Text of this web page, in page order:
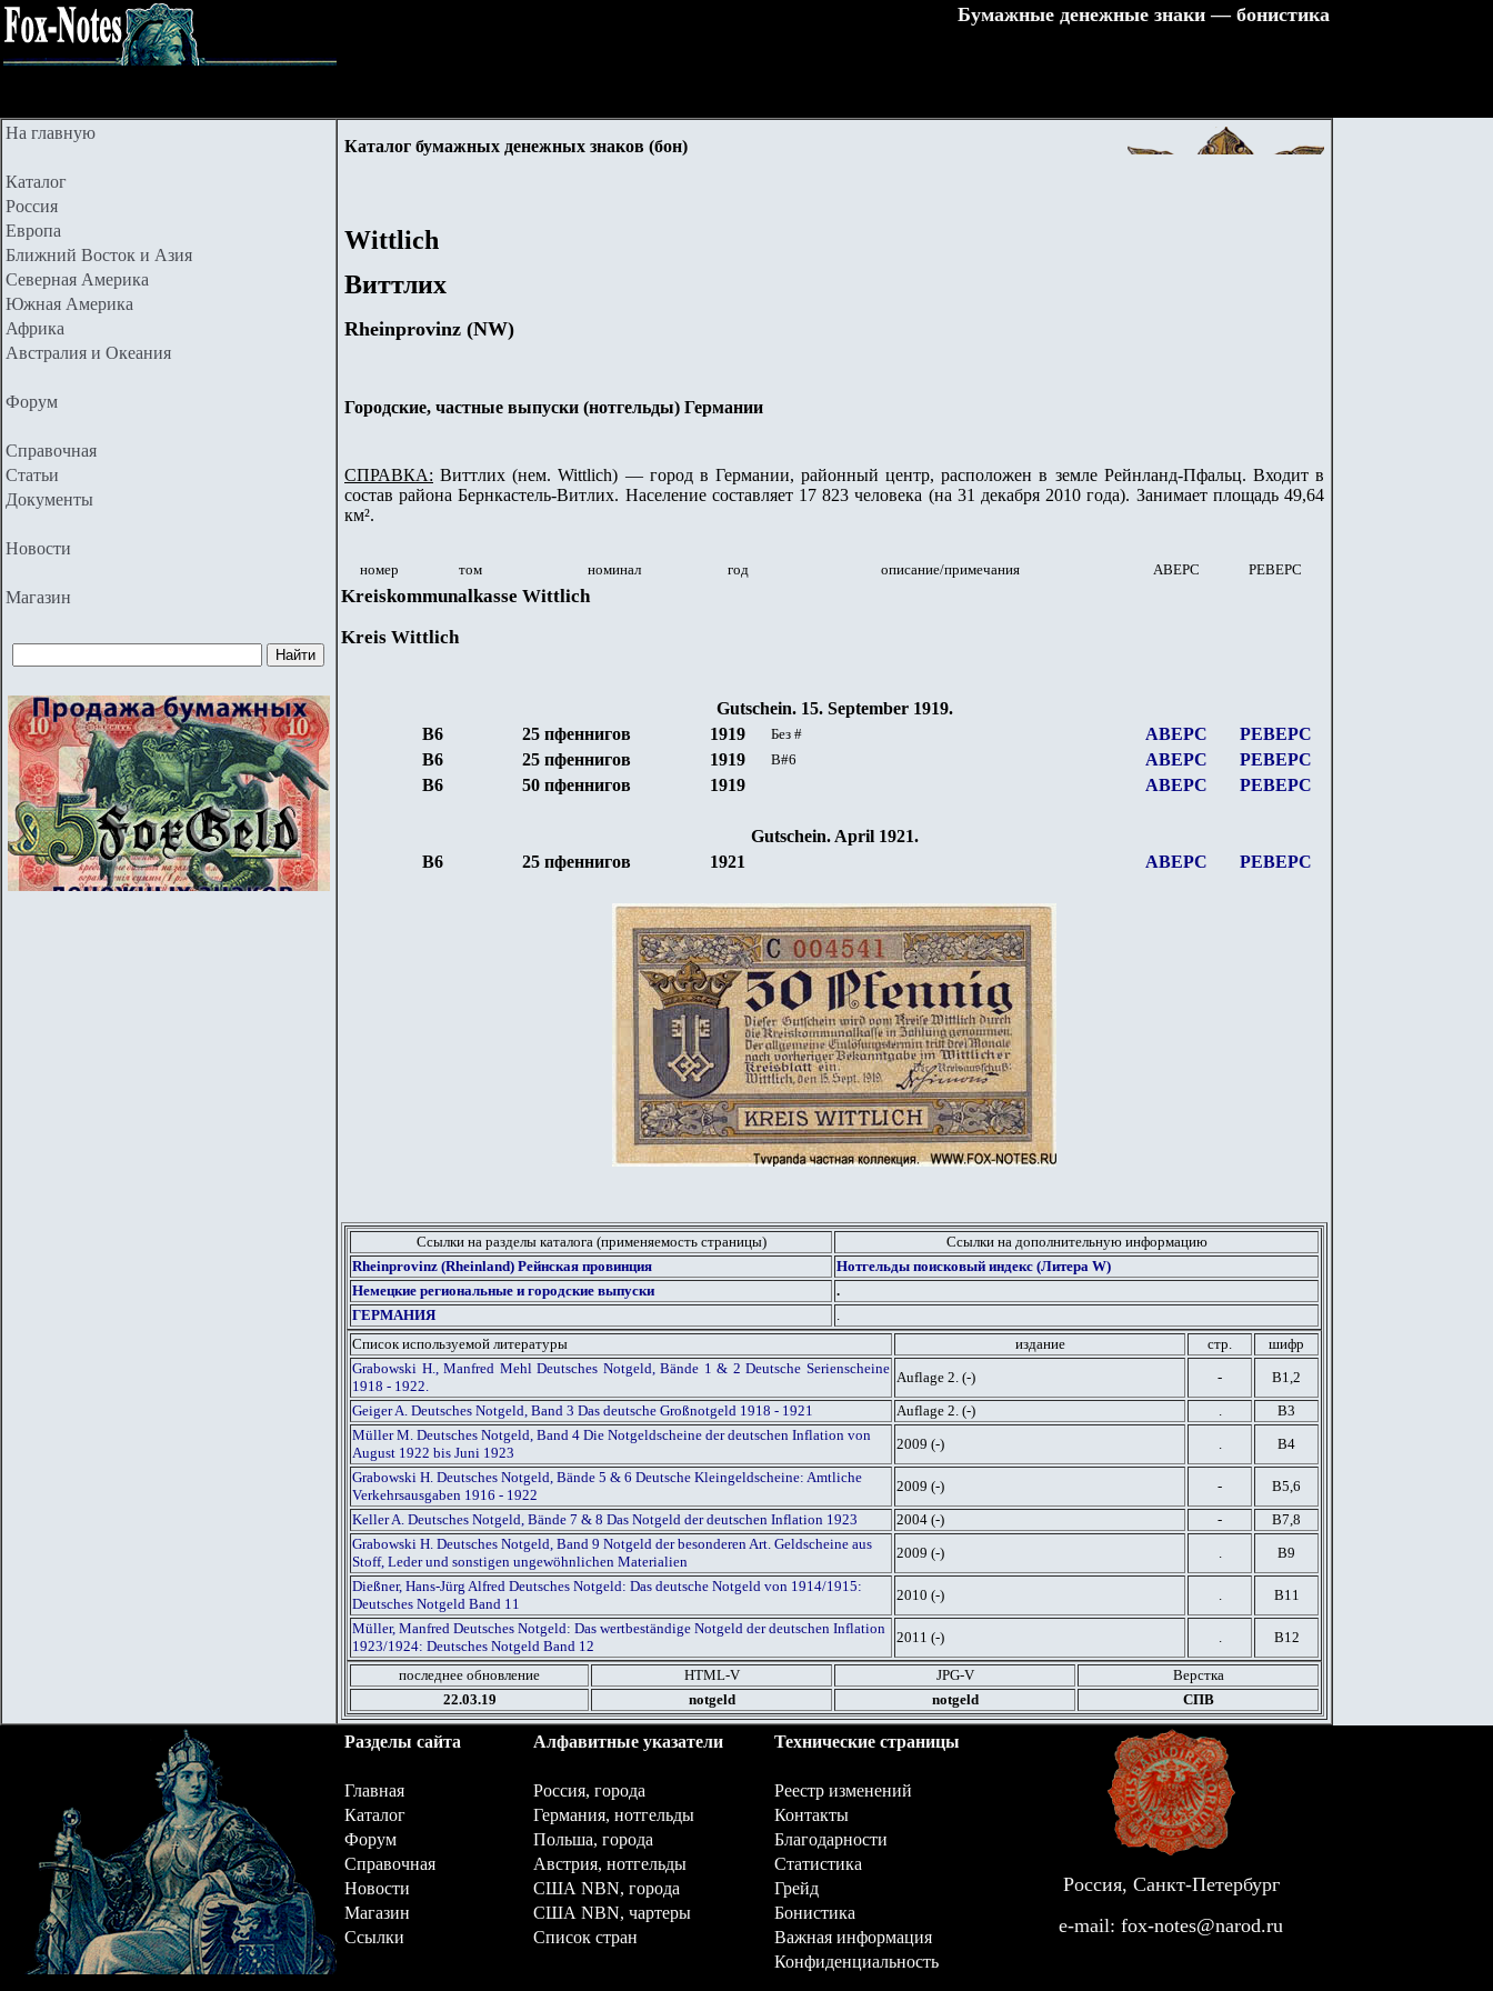
Бумажные денежные знаки — бонистика
На главную
Каталог
Россия
Европа
Ближний Восток и Азия
Северная Америка
Южная Америка
Африка
Австралия и Океания
Форум
Справочная
Статьи
Документы
Новости
Магазин
Каталог бумажных денежных знаков (бон)
Wittlich
Виттлих
Rheinprovinz (NW)
Городские, частные выпуски (нотгельды) Германии
СПРАВКА: Виттлих (нем. Wittlich) — город в Германии, районный центр, расположен в земле Рейнланд-Пфальц. Входит в
состав района Бернкастель-Витлих. Население составляет 17 823 человека (на 31 декабря 2010 года). Занимает площадь 49,64
км².
номер том номинал год описание/примечания АВЕРС РЕВЕРС
Kreiskommunalkasse Wittlich
Kreis Wittlich
Gutschein. 15. September 1919.
B6
25 пфеннигов 1919 Без # АВЕРС
РЕВЕРС
B6
25 пфеннигов 1919 B#6 АВЕРС
РЕВЕРС
B6
50 пфеннигов 1919 АВЕРС РЕВЕРС
Gutschein. April 1921.
B6
25 пфеннигов 1921 АВЕРС РЕВЕРС
Ссылки на разделы каталога (применяемость страницы)
Ссылки на дополнительную информацию
Rheinprovinz (Rheinland) Рейнская провинция
Нотгельды поисковый индекс (Литера W)
Немецкие региональные и городские выпуски
.
ГЕРМАНИЯ
.
Список используемой литературы
издание стр.
шифр
Grabowski H., Manfred Mehl Deutsches Notgeld, Bände 1 & 2 Deutsche Serienscheine
1918 - 1922.
Auflage 2. (-) -
В1,2
Geiger A. Deutsches Notgeld, Band 3 Das deutsche Großnotgeld 1918 - 1921
Auflage 2. (-) .
В3
Müller M. Deutsches Notgeld, Band 4 Die Notgeldscheine der deutschen Inflation von
August 1922 bis Juni 1923
2009 (-) .
В4
Grabowski H. Deutsches Notgeld, Bände 5 & 6 Deutsche Kleingeldscheine: Amtliche
Verkehrsausgaben 1916 - 1922
2009 (-) -
В5,6
Keller A. Deutsches Notgeld, Bände 7 & 8 Das Notgeld der deutschen Inflation 1923
2004 (-) -
В7,8
Grabowski H. Deutsches Notgeld, Band 9 Notgeld der besonderen Art. Geldscheine aus
Stoff, Leder und sonstigen ungewöhnlichen Materialien
2009 (-) .
В9
Dießner, Hans-Jürg Alfred Deutsches Notgeld: Das deutsche Notgeld von 1914/1915:
Deutsches Notgeld Band 11
2010 (-) .
В11
Müller, Manfred Deutsches Notgeld: Das wertbeständige Notgeld der deutschen Inflation
1923/1924: Deutsches Notgeld Band 12
2011 (-) . В12
последнее обновление HTML-V JPG-V
Верстка
22.03.19
notgeld notgeld СПВ
Разделы сайта Алфавитные указатели Технические страницы
Главная Россия, города
Реестр изменений
Каталог
Германия, нотгельды
Контакты
Форум
Польша, города
Благодарности
Справочная
Австрия, нотгельды
Статистика
Новости
США NBN, города
Грейд
Магазин
США NBN, чартеры
Бонистика
Ссылки
Список стран
Важная информация
Конфиденциальность
Россия, Санкт-Петербург
e-mail: fox-notes@narod.ru